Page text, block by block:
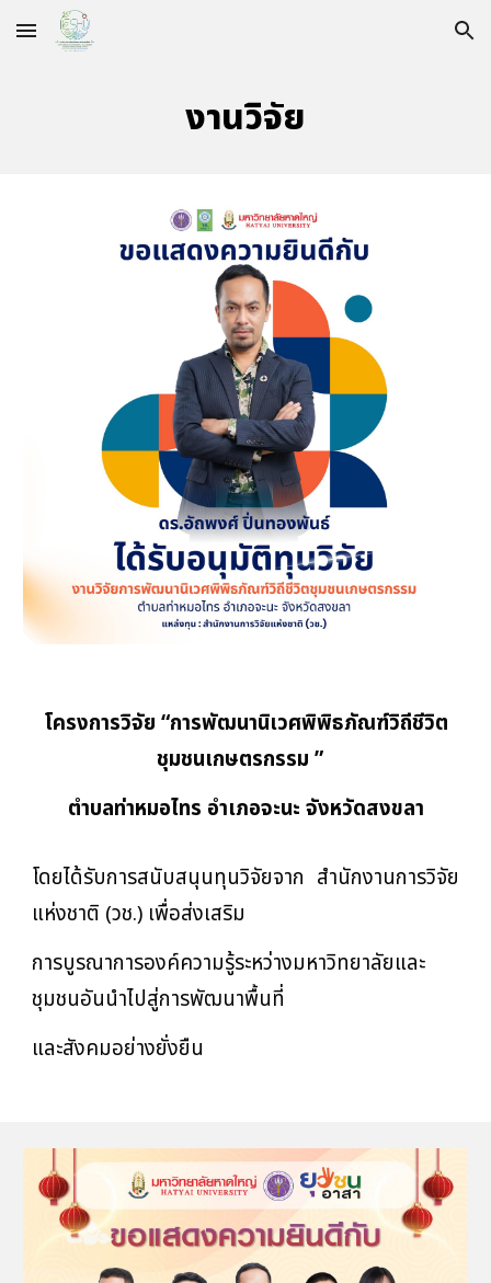
Skip to main content Skip to navigation
งานวิจัย
โครงการวิจัย “การพัฒนานิเวศพิพิธภัณฑ์วิถีชีวิต
ชุมชนเกษตรกรรม ”
ตำบลท่าหมอไทร อำเภอจะนะ จังหวัดสงขลา
โดยได้รับการสนับสนุนทุนวิจัยจาก สำนักงานการวิจัย
แห่งชาติ (วช.) เพื่อส่งเสริม
การบูรณาการองค์ความรู้ระหว่างมหาวิทยาลัยและ
ชุมชนอันนำไปสู่การพัฒนาพื้นที่
และสังคมอย่างยั่งยืน